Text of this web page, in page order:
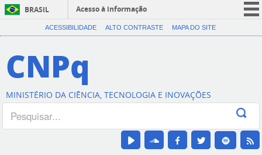
BRASIL
Acesso à informação
CORONAVÍRUS (COVID-19)
Canais
ACESSIBILIDADE ALTO CONTRASTE MAPA DO SITE
CNPq
MINISTÉRIO DA CIÊNCIA, TECNOLOGIA E INOVAÇÕES